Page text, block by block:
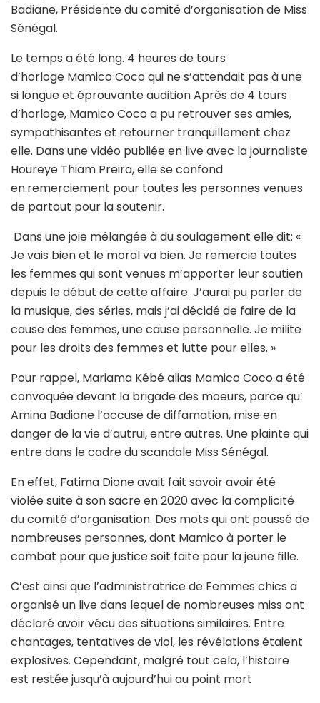
Badiane, Présidente du comité d’organisation de Miss
Sénégal.
Le temps a été long. 4 heures de tours
d’horloge Mamico Coco qui ne s’attendait pas à une
si longue et éprouvante audition Après de 4 tours
d’horloge, Mamico Coco a pu retrouver ses amies,
sympathisantes et retourner tranquillement chez
elle. Dans une vidéo publiée en live avec la journaliste
Houreye Thiam Preira, elle se confond
en.remerciement pour toutes les personnes venues
de partout pour la soutenir.
Dans une joie mélangée à du soulagement elle dit: «
Je vais bien et le moral va bien. Je remercie toutes
les femmes qui sont venues m’apporter leur soutien
depuis le début de cette affaire. J’aurai pu parler de
la musique, des séries, mais j’ai décidé de faire de la
cause des femmes, une cause personnelle. Je milite
pour les droits des femmes et lutte pour elles. »
Pour rappel, Mariama Kébé alias Mamico Coco a été
convoquée devant la brigade des moeurs, parce qu’
Amina Badiane l’accuse de diffamation, mise en
danger de la vie d’autrui, entre autres. Une plainte qui
entre dans le cadre du scandale Miss Sénégal.
En effet, Fatima Dione avait fait savoir avoir été
violée suite à son sacre en 2020 avec la complicité
du comité d’organisation. Des mots qui ont poussé de
nombreuses personnes, dont Mamico à porter le
combat pour que justice soit faite pour la jeune fille.
C’est ainsi que l’administratrice de Femmes chics a
organisé un live dans lequel de nombreuses miss ont
déclaré avoir vécu des situations similaires. Entre
chantages, tentatives de viol, les révélations étaient
explosives. Cependant, malgré tout cela, l’histoire
est restée jusqu’à aujourd’hui au point mort